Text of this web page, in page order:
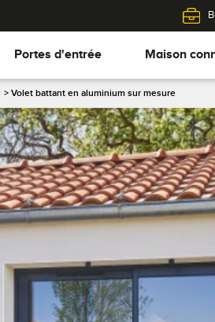
Portes d'entrée Maison
> Volet battant en aluminium sur mesure